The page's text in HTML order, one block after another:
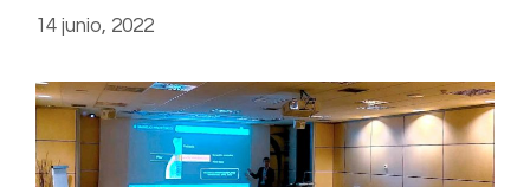
14 junio, 2022